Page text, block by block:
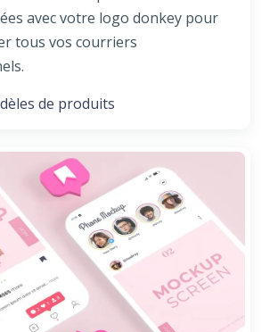
avec votre logo donkey pour
tous vos courriers
de produits